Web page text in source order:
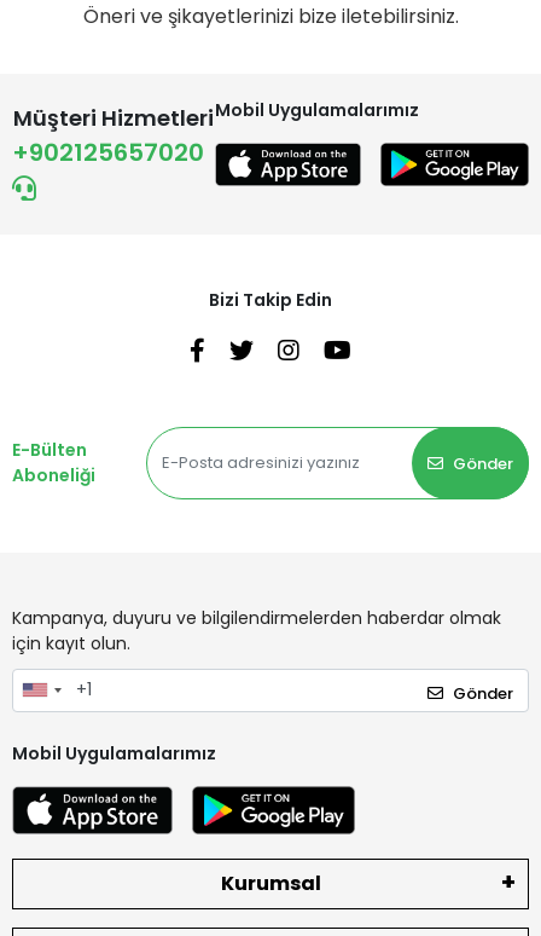
Öneri ve şikayetlerinizi bize iletebilirsiniz.
Müşteri Hizmetleri
+902125657020
Mobil Uygulamalarımız
Bizi Takip Edin
E-Bülten
Aboneliği
Gönder
Kampanya, duyuru ve bilgilendirmelerden haberdar olmak
için kayıt olun.
Gönder
Mobil Uygulamalarımız
Kurumsal